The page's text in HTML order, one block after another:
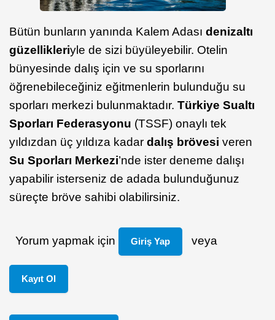
Bütün bunların yanında Kalem Adası denizaltı
güzellikleriyle de sizi büyüleyebilir. Otelin
bünyesinde dalış için ve su sporlarını
öğrenebileceğiniz eğitmenlerin bulunduğu su
sporları merkezi bulunmaktadır. Türkiye Sualtı
Sporları Federasyonu (TSSF) onaylı tek
yıldızdan üç yıldıza kadar dalış brövesi veren
Su Sporları Merkezi’nde ister deneme dalışı
yapabilir isterseniz de adada bulunduğunuz
süreçte bröve sahibi olabilirsiniz.
Yorum yapmak için Giriş Yap veya
Kayıt Ol